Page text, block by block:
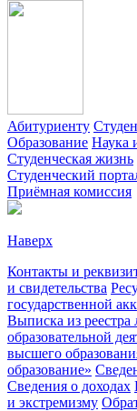
Абитуриенту
Образование Наука
Студенческая жизнь
Студенческий
Приёмная комиссия
Наверх
Контакты и
и свидетельства
государственной
Выписка из реестра
образовательной
высшего
образование»
Сведения о доходах
и экстремизму